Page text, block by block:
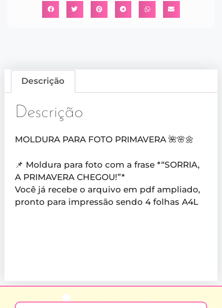
Descrição
Descrição
MOLDURA PARA FOTO PRIMAVERA 🌺🌸🌼
📌 Moldura para foto com a frase *“SORRIA,
A PRIMAVERA CHEGOU!”*
Você já recebe o arquivo em pdf ampliado,
pronto para impressão sendo 4 folhas A4L